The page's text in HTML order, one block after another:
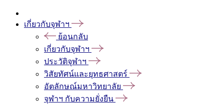
เกี่ยวกับจุฬาฯ
ย้อนกลับ
เกี่ยวกับจุฬาฯ
ประวัติจุฬาฯ
วิสัยทัศน์และยุทธศาสตร์
อัตลักษณ์มหาวิทยาลัย
จุฬาฯ กับความยั่งยืน